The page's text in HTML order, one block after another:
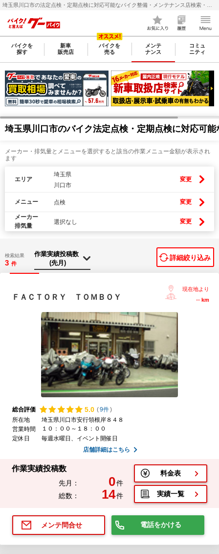
バイクを
探す
新車
販売店
バイクを
売る
メンテ
ナンス
コミュ
ニティ
埼玉県川口市のバイク法定点検・定期点検に対応可能
メーカー・排気量とメニューを選択すると該当の作業メニュー金額が表示され
ます
エリア
埼玉県
川口市
変更
メニュー 点検 変更
メーカー
排気量
選択なし 変更
検索結果
3 件
詳細絞り込み
ＦＡＣＴＯＲＹ ＴＯＭＢＯＹ
現在地より
-- km
総合評価 5.0 (9件)
所在地
埼玉県川口市安行領根岸８４８
営業時間
１０：００～１８：００
定休日
毎週水曜日、イベント開催日
店舗詳細はこちら
作業実績投稿数
先月： 0件
総数：
14件
料金表
実績一覧
メンテ問合せ 電話をかける